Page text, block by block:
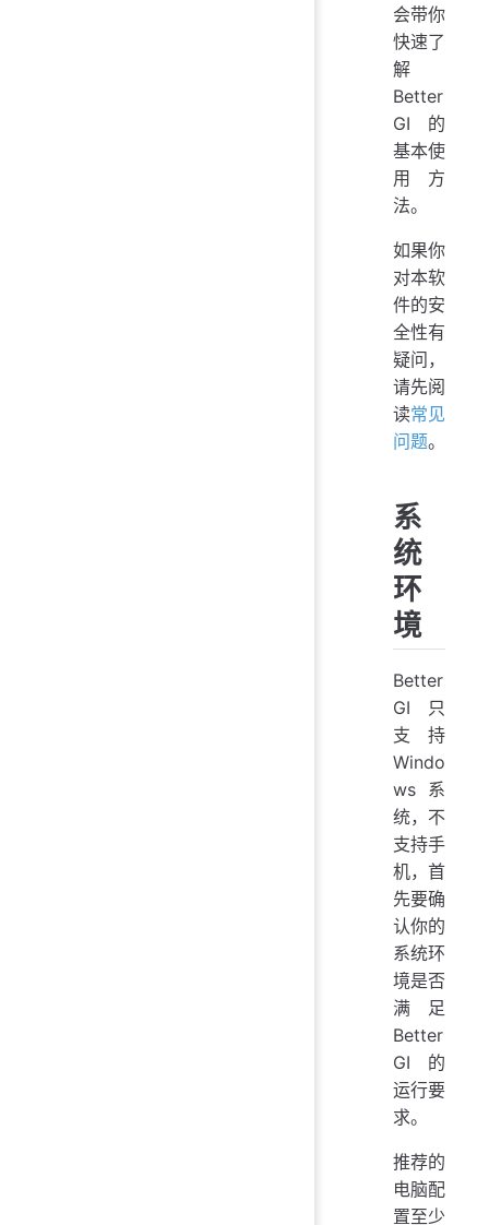
会带你
快速了
解
Better
GI 的
基本使
用方
法。
如果你
对本软
件的安
全性有
疑问，
请先阅
读常见
问题。
系
统
环
境
Better
GI 只
支持
Windo
ws 系
统，不
支持手
机，首
先要确
认你的
系统环
境是否
满足
Better
GI 的
运行要
求。
推荐的
电脑配
置至少